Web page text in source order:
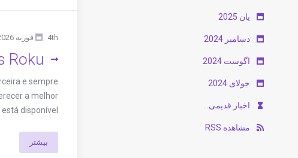
یان 2025
دسامبر 2024
اگوست 2024
جولای 2024
اخبار قدیمی...
مشاهده RSS
4th فوریه 2026
Roku
e sempre
a melhor
disponível ...
بیشتر